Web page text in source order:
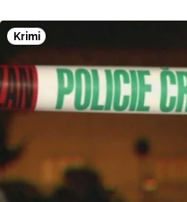
v malebném Amfiteátru
Krimi